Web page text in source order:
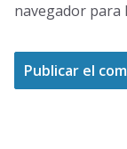
navegador para